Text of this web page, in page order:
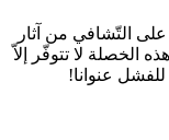
التّشافي من آثار
الخصلة لا تتوفّر إلاّ
للفشل عنوانا!